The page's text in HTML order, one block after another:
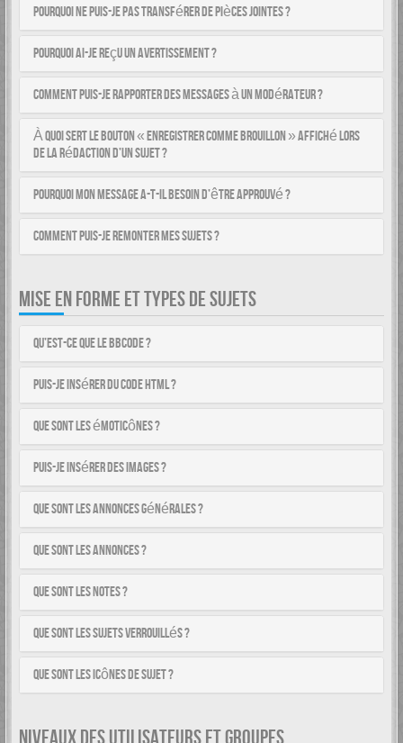
Pourquoi ne puis-je pas transférer de pièces jointes ?
Pourquoi ai-je reçu un avertissement ?
Comment puis-je rapporter des messages à un modérateur ?
À quoi sert le bouton « Enregistrer comme brouillon » affiché lors
de la rédaction d’un sujet ?
Pourquoi mon message a-t-il besoin d’être approuvé ?
Comment puis-je remonter mes sujets ?
MISE EN FORME ET TYPES DE SUJETS
Qu’est-ce que le BBCode ?
Puis-je insérer du code HTML ?
Que sont les émoticônes ?
Puis-je insérer des images ?
Que sont les annonces générales ?
Que sont les annonces ?
Que sont les notes ?
Que sont les sujets verrouillés ?
Que sont les icônes de sujet ?